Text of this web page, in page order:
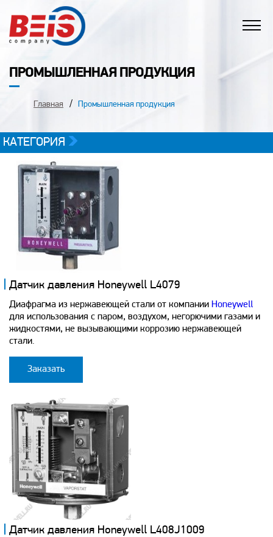
ПРОМЫШЛЕННАЯ ПРОДУКЦИЯ
Главная Промышленная продукция
КАТЕГОРИЯ
Датчик давления Honeywell L4079
Диафрагма из нержавеющей стали от компании Honeywell
для использования с паром, воздухом, негорючими газами и
жидкостями, не вызывающими коррозию нержавеющей
стали.
Заказать
Датчик давления Honeywell L408J1009